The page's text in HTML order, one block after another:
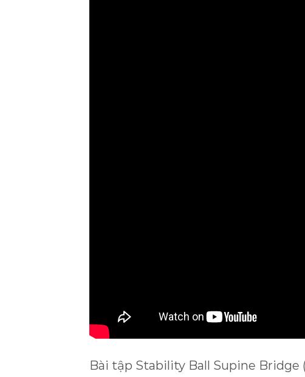
Bài tập Stability Ball Supine